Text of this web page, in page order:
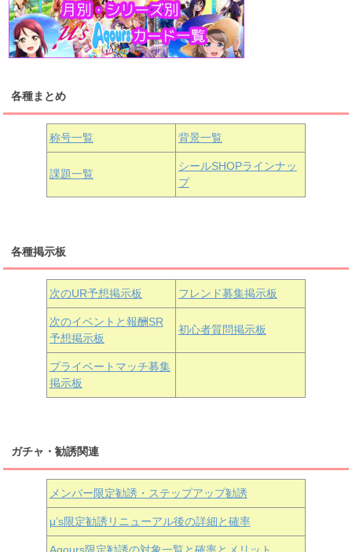
桜内梨子 高海千歌 渡辺曜
浦の星女学院1年生
津島善子 黒澤ルビィ
浦の星女学院3年生
黒澤ダイヤ
上原歩夢 宮下愛 優木せつ菜
虹ヶ咲学園1年生
中須かすみ 天王寺璃奈
朝香果林 近江彼方 エマ・ヴェルデ
各種まとめ
称号一覧 背景一覧
課題一覧
シールSHOPラインナッ
プ
各種掲示板
次のUR予想掲示板 フレンド募集掲示板
次のイベントと報酬SR
予想掲示板
初心者質問掲示板
プライベートマッチ募集
掲示板
ガチャ・勧誘関連
メンバー限定勧誘・ステップアップ勧誘
μ’s限定勧誘リニューアル後の詳細と確率